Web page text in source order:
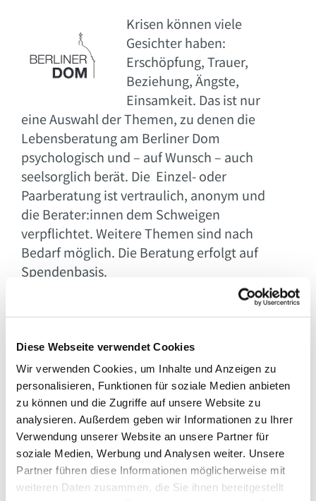
Diese Webseite verwendet Cookies
Wir verwenden Cookies, um Inhalte und Anzeigen zu
personalisieren, Funktionen für soziale Medien anbieten
zu können und die Zugriffe auf unsere Website zu
analysieren. Außerdem geben wir Informationen zu Ihrer
Verwendung unserer Website an unsere Partner für
soziale Medien, Werbung und Analysen weiter. Unsere
Partner führen diese Informationen möglicherweise mit
weiteren Daten zusammen, die Sie ihnen bereitgestellt
Krisen können viele
Gesichter haben:
Erschöpfung, Trauer,
Beziehung, Ängste,
Einsamkeit. Das ist nur
eine Auswahl der Themen, zu denen die
Lebensberatung am Berliner Dom
psychologisch und – auf Wunsch – auch
seelsorglich berät. Die Einzel- oder
Paarberatung ist vertraulich, anonym und
die Berater:innen dem Schweigen
verpflichtet. Weitere Themen sind nach
Bedarf möglich. Die Beratung erfolgt auf
Spendenbasis.
Zur Lebensberatung am Berliner Dom
Online-Beratung der Diakonie
Sie suchen Unterstützung
bei Konflikten in der Familie,
suchen eine
Schuldnerberatung oder
sind ungewollt schwanger?